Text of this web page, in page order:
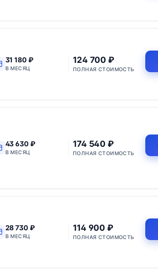
31 180 ₽
В МЕСЯЦ
124 700 ₽
ПОЛНАЯ СТОИМОСТЬ
43 630 ₽
В МЕСЯЦ
174 540 ₽
ПОЛНАЯ СТОИМОСТЬ
28 730 ₽
В МЕСЯЦ
114 900 ₽
ПОЛНАЯ СТОИМОСТЬ